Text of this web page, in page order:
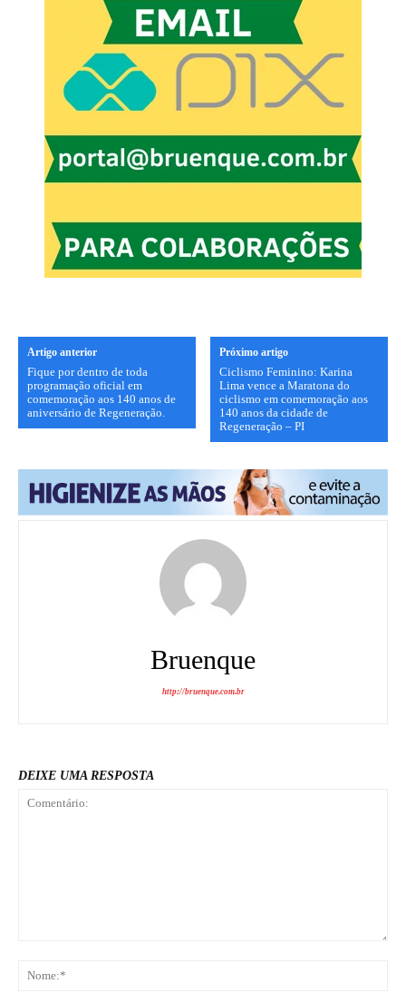
Artigo anterior
Fique por dentro de toda
programação oficial em
comemoração aos 140 anos de
aniversário de Regeneração.
Próximo artigo
Ciclismo Feminino: Karina
Lima vence a Maratona do
ciclismo em comemoração aos
140 anos da cidade de
Regeneração – PI
Bruenque
http://bruenque.com.br
DEIXE UMA RESPOSTA